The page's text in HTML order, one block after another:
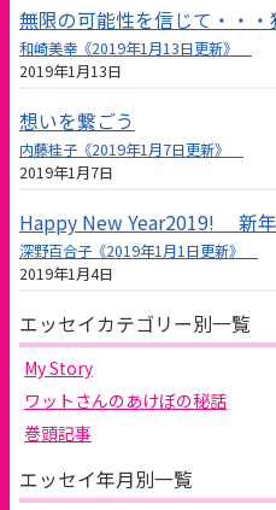
無限の可能性を信じて・・・
和崎美幸《2019年1月13日更新》
2019年1月13日
想いを繋ごう
内藤桂子《2019年1月7日更新》
2019年1月7日
Happy New Year2019! 新
深野百合子《2019年1月1日更新》
2019年1月4日
エッセイカテゴリー別一覧
My Story
ワットさんのあけぼの秘話
巻頭記事
エッセイ年月別一覧